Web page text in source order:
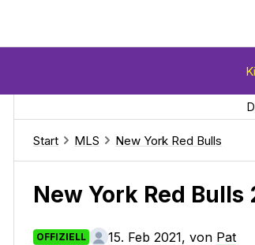
Start MLS New York Red Bulls
New York Red
OFFIZIELL 15. Feb 2021, von Pat